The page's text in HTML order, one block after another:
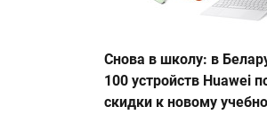
Снова в школу: в
100 устройств Huawei
скидки к новому